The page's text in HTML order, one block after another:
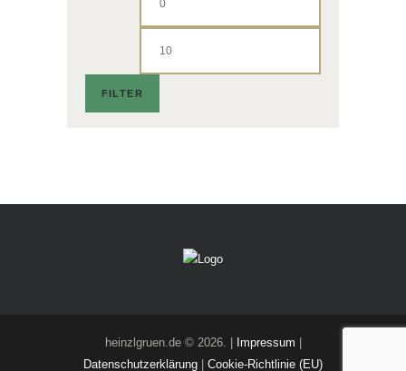
FILTER
heinzlgruen.de © 2026. | Impressum
Datenschutzerklärung
Cookie-Richtlinie (EU)